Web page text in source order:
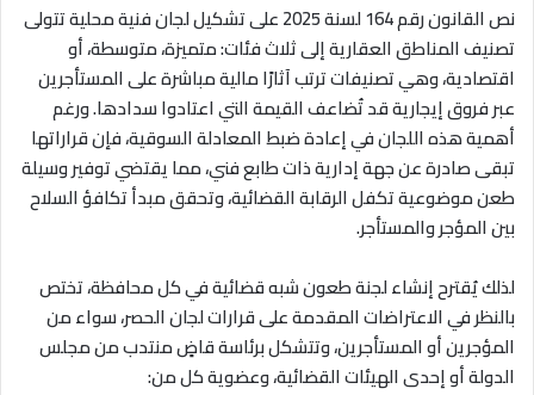
نص القانون رقم 164 لسنة 2025 على تشكيل لجان فنية محلية تتولى
تصنيف المناطق العقارية إلى ثلاث فئات: متميزة، متوسطة، أو
اقتصادية، وهي تصنيفات ترتب آثارًا مالية مباشرة على المستأجرين
عبر فروق إيجارية قد تُضاعف القيمة التي اعتادوا سدادها. ورغم
أهمية هذه اللجان في إعادة ضبط المعادلة السوقية، فإن قراراتها
تبقى صادرة عن جهة إدارية ذات طابع فني، مما يقتضي توفير وسيلة
طعن موضوعية تكفل الرقابة القضائية، وتحقق مبدأ تكافؤ السلاح
بين المؤجر والمستأجر.
لذلك يُقترح إنشاء لجنة طعون شبه قضائية في كل محافظة، تختص
بالنظر في الاعتراضات المقدمة على قرارات لجان الحصر، سواء من
المؤجرين أو المستأجرين، وتتشكل برئاسة قاضٍ منتدب من مجلس
الدولة أو إحدى الهيئات القضائية، وعضوية كل من: